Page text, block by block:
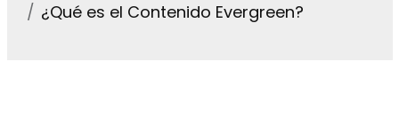
¿Qué es el Contenido Evergreen?